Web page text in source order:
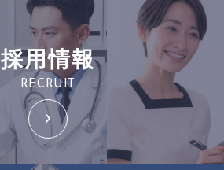
採用情報
RECRUIT